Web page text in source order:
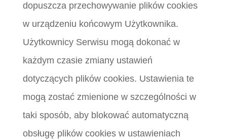
dopuszcza przechowywanie plików cookies
w urządzeniu końcowym Użytkownika.
Użytkownicy Serwisu mogą dokonać w
każdym czasie zmiany ustawień
dotyczących plików cookies. Ustawienia te
mogą zostać zmienione w szczególności w
taki sposób, aby blokować automatyczną
obsługę plików cookies w ustawieniach